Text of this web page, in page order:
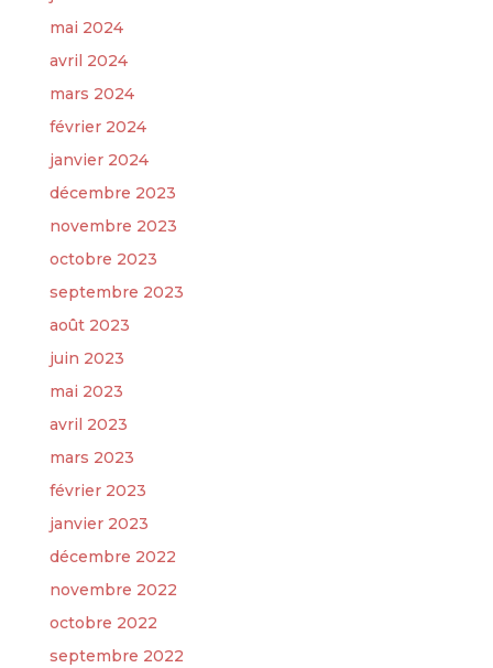
mai 2024
avril 2024
mars 2024
février 2024
janvier 2024
décembre 2023
novembre 2023
octobre 2023
septembre 2023
août 2023
juin 2023
mai 2023
avril 2023
mars 2023
février 2023
janvier 2023
décembre 2022
novembre 2022
octobre 2022
septembre 2022